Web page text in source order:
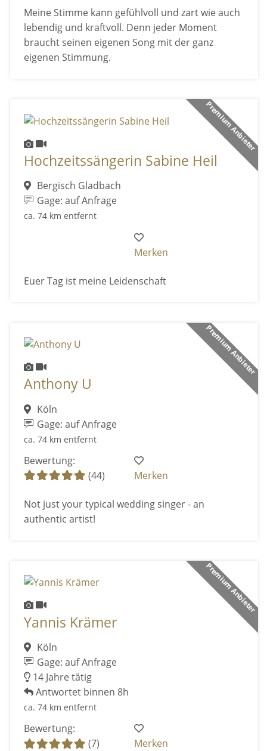
Meine Stimme kann gefühlvoll und zart wie auch
lebendig und kraftvoll. Denn jeder Moment
braucht seinen eigenen Song mit der ganz
eigenen Stimmung.
Premium Anbieter
Hochzeitssängerin Sabine Heil
Bergisch Gladbach
Gage: auf Anfrage
ca. 74 km entfernt
Merken
Euer Tag ist meine Leidenschaft
Premium Anbieter
Anthony U
Köln
Gage: auf Anfrage
ca. 74 km entfernt
Bewertung:
(44)
Merken
Not just your typical wedding singer - an
authentic artist!
Premium Anbieter
Yannis Krämer
Köln
Gage: auf Anfrage
14 Jahre tätig
Antwortet binnen 8h
ca. 74 km entfernt
Bewertung:
(7)
Merken